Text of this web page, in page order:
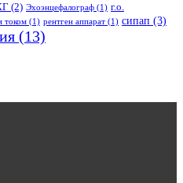
(2) Эхоэнцефалограф (1) г.о.
током (1) рентген аппарат (1) сипап (3)
(13)